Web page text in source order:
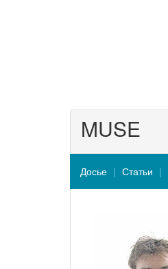
MUSE
Досье Статьи